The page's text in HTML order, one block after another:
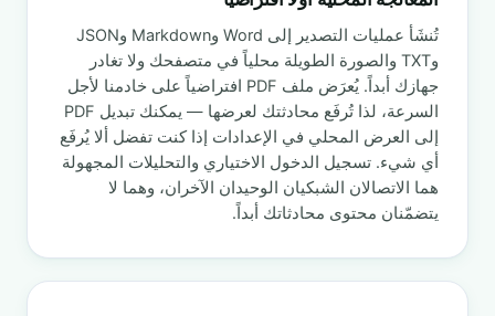
تُنشَأ عمليات التصدير إلى Word وMarkdown وJSON
وTXT والصورة الطويلة محلياً في متصفحك ولا تغادر
جهازك أبداً. يُعرَض ملف PDF افتراضياً على خادمنا لأجل
السرعة، لذا تُرفَع محادثتك لعرضها — يمكنك تبديل PDF
إلى العرض المحلي في الإعدادات إذا كنت تفضل ألا يُرفَع
أي شيء. تسجيل الدخول الاختياري والتحليلات المجهولة
هما الاتصالان الشبكيان الوحيدان الآخران، وهما لا
يتضمّنان محتوى محادثاتك أبداً.